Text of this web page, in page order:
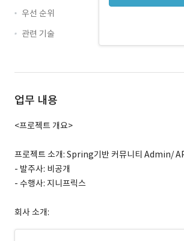
우선 순위
관련 기술
업무 내용
<프로젝트 개요>
프로젝트 소개: Spring기반 커뮤니티 Admin/
- 발주사: 비공개
- 수행사: 지니프릭스
회사 소개: